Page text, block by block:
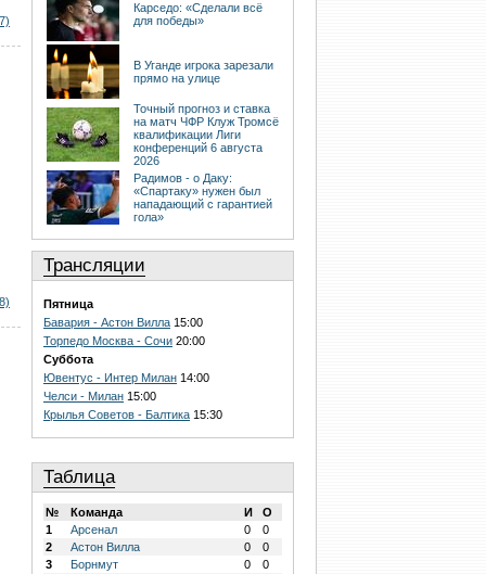
Карседо: «Сделали всё
для победы»
В Уганде игрока зарезали
прямо на улице
Точный прогноз и ставка
на матч ЧФР Клуж Тромсё
квалификации Лиги
конференций 6 августа
2026
Радимов - о Даку:
«Спартаку» нужен был
нападающий с гарантией
гола»
Трансляции
Пятница
Бавария - Астон Вилла 15:00
Торпедо Москва - Сочи 20:00
Суббота
Ювентус - Интер Милан 14:00
Челси - Милан 15:00
Крылья Советов - Балтика 15:30
Таблица
№ Команда И
О
1
Арсенал 0
0
2
Астон Вилла 0
0
3
Борнмут 0
0